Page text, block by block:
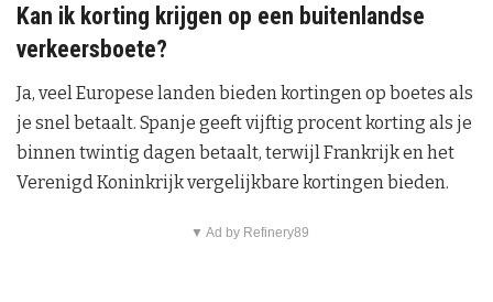
Kan ik korting krijgen op een buitenlandse
verkeersboete?
Ja, veel Europese landen bieden kortingen op boetes als
je snel betaalt. Spanje geeft vijftig procent korting als je
binnen twintig dagen betaalt, terwijl Frankrijk en het
Verenigd Koninkrijk vergelijkbare kortingen bieden.
▼ Ad by Refinery89